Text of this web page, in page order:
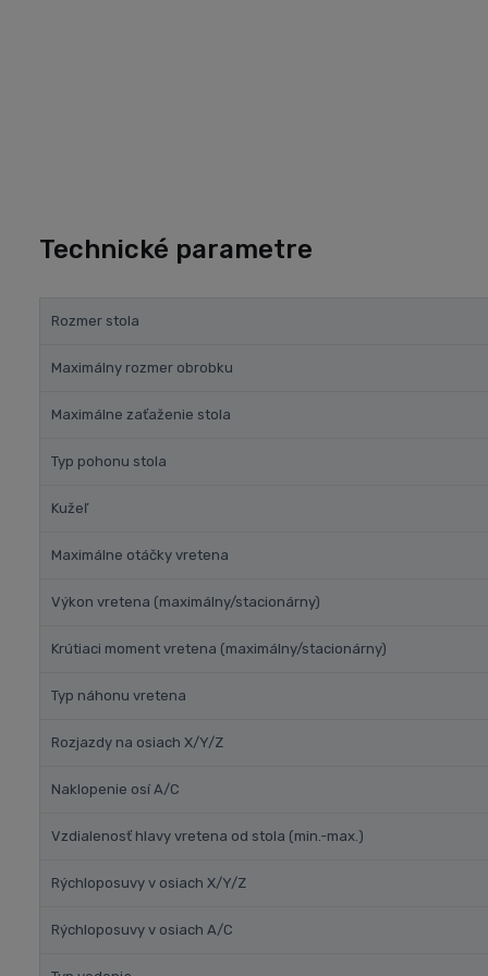
Technické parametre
Rozmer stola
Maximálny rozmer obrobku
Maximálne zaťaženie stola
Typ pohonu stola
Kužeľ
Maximálne otáčky vretena
Výkon vretena (maximálny/stacionárny)
Krútiaci moment vretena (maximálny/stacionárny)
Typ náhonu vretena
Rozjazdy na osiach X/Y/Z
Naklopenie osí A/C
Vzdialenosť hlavy vretena od stola (min.-max.)
Rýchloposuvy v osiach X/Y/Z
Rýchloposuvy v osiach A/C